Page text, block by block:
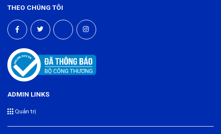
THEO CHÚNG TÔI
ADMIN LINKS
Quản trị